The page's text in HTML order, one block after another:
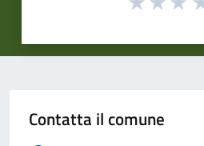
Contatta il comune